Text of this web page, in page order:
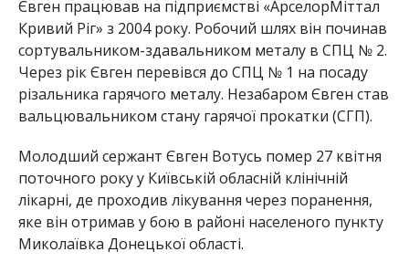
Євген працював на підприємстві «АрселорМіттал
Кривий Ріг» з 2004 року. Робочий шлях він починав
сортувальником-здавальником металу в СПЦ № 2.
Через рік Євген перевівся до СПЦ № 1 на посаду
різальника гарячого металу. Незабаром Євген став
вальцювальником стану гарячої прокатки (СГП).
Молодший сержант Євген Вотусь помер 27 квітня
поточного року у Київській обласній клінічній
лікарні, де проходив лікування через поранення,
яке він отримав у бою в районі населеного пункту
Миколаївка Донецької області.